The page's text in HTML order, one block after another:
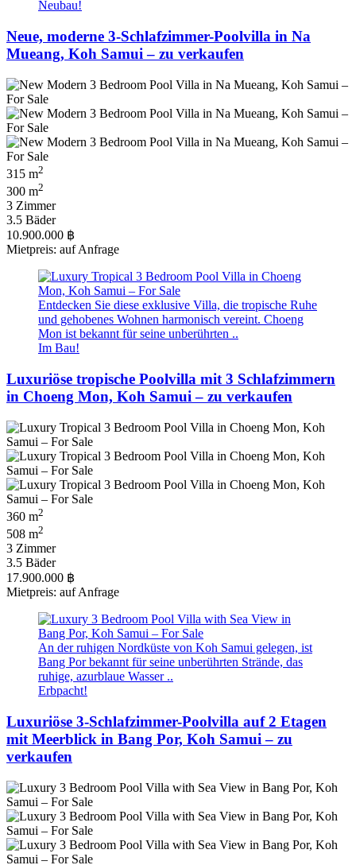
Neubau!
Neue, moderne 3-Schlafzimmer-Poolvilla in Na
Mueang, Koh Samui – zu verkaufen
315 m2
300 m2
3 Zimmer
3.5 Bäder
10.900.000 ฿
Mietpreis: auf Anfrage
Entdecken Sie diese exklusive Villa, die tropische Ruhe
und gehobenes Wohnen harmonisch vereint. Choeng
Mon ist bekannt für seine unberührten ..
Im Bau!
Luxuriöse tropische Poolvilla mit 3 Schlafzimmern
in Choeng Mon, Koh Samui – zu verkaufen
360 m2
508 m2
3 Zimmer
3.5 Bäder
17.900.000 ฿
Mietpreis: auf Anfrage
An der ruhigen Nordküste von Koh Samui gelegen, ist
Bang Por bekannt für seine unberührten Strände, das
ruhige, azurblaue Wasser ..
Erbpacht!
Luxuriöse 3-Schlafzimmer-Poolvilla auf 2 Etagen
mit Meerblick in Bang Por, Koh Samui – zu
verkaufen